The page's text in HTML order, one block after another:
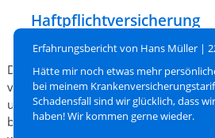
Erfahrungsbericht von Hans Müller |
Hätte mir noch etwas mehr
bei meinem
Schadensfall sind wir glücklich, dass
haben! Wir kommen gerne wieder.
Haftpflichtversicherung
(Grundbesitzerhaftpflicht)
Die Haftpflichtversicherung
von Vermietern von
unbebauten Grundstücken
bei Personen-, Sach- und